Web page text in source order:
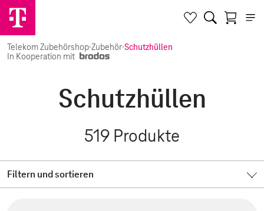
Telekom Zubehörshop·Zubehör·Schutzhüllen
In Kooperation mit
Schutzhüllen
519 Produkte
Filtern und sortieren